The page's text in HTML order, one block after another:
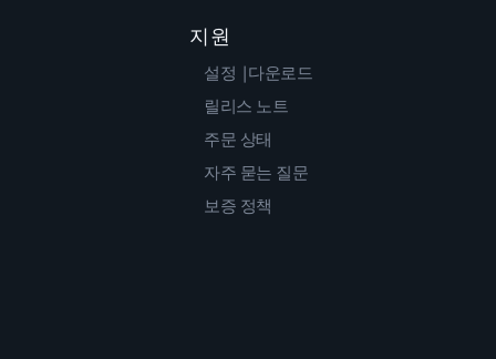
지원
설정 |다운로드
릴리스 노트
주문 상태
자주 묻는 질문
보증 정책